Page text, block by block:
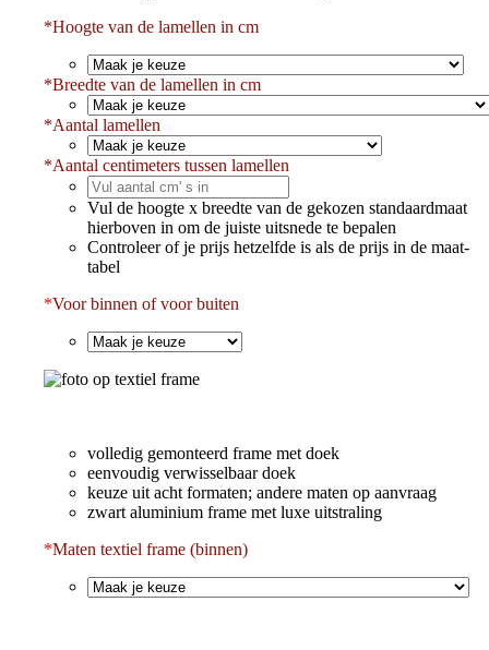
*Hoogte van de lamellen in cm
*Breedte van de lamellen in cm
*Aantal lamellen
*Aantal centimeters tussen lamellen
Vul de hoogte x breedte van de gekozen standaardmaat
hierboven in om de juiste uitsnede te bepalen
Controleer of je prijs hetzelfde is als de prijs in de maat-
tabel
*Voor binnen of voor buiten
volledig gemonteerd frame met doek
eenvoudig verwisselbaar doek
keuze uit acht formaten; andere maten op aanvraag
zwart aluminium frame met luxe uitstraling
*Maten textiel frame (binnen)